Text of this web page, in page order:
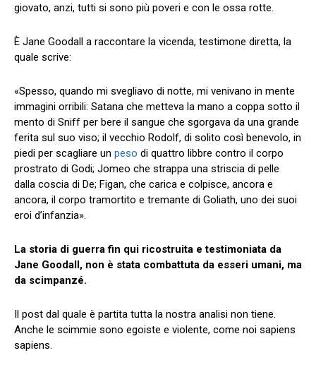
giovato, anzi, tutti si sono più poveri e con le ossa rotte.
È Jane Goodall a raccontare la vicenda, testimone diretta, la
quale scrive:
«Spesso, quando mi svegliavo di notte, mi venivano in mente
immagini orribili: Satana che metteva la mano a coppa sotto il
mento di Sniff per bere il sangue che sgorgava da una grande
ferita sul suo viso; il vecchio Rodolf, di solito così benevolo, in
piedi per scagliare un peso di quattro libbre contro il corpo
prostrato di Godi; Jomeo che strappa una striscia di pelle
dalla coscia di De; Figan, che carica e colpisce, ancora e
ancora, il corpo tramortito e tremante di Goliath, uno dei suoi
eroi d’infanzia».
La storia di guerra fin qui ricostruita e testimoniata da
Jane Goodall, non è stata combattuta da esseri umani, ma
da scimpanzé.
Il post dal quale è partita tutta la nostra analisi non tiene.
Anche le scimmie sono egoiste e violente, come noi sapiens
sapiens.